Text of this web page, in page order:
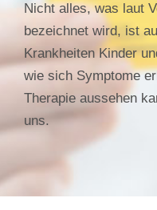
Nicht alles, was laut
bezeichnet wird, ist
Krankheiten Kinder
wie sich Symptome
Therapie aussehen
uns.